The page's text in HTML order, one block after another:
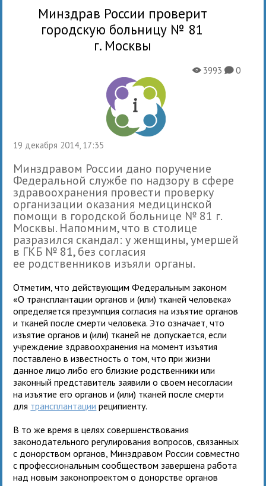
Минздрав России проверит
городскую больницу № 81
г. Москвы
19 декабря 2014, 17:35
X3993K0
Минздравом России дано поручение
Федеральной службе по надзору в сфере
здравоохранения провести проверку
организации оказания медицинской
помощи в городской больнице № 81 г.
Москвы. Напомним, что в столице
разразился скандал: у женщины, умершей
в ГКБ № 81, без согласия
ее родственников изъяли органы.
Отметим, что действующим Федеральным законом
«О трансплантации органов и (или) тканей человека»
определяется презумпция согласия на изъятие органов
и тканей после смерти человека. Это означает, что
изъятие органов и (или) тканей не допускается, если
учреждение здравоохранения на момент изъятия
поставлено в известность о том, что при жизни
данное лицо либо его близкие родственники или
законный представитель заявили о своем несогласии
на изъятие его органов и (или) тканей после смерти
для трансплантации реципиенту.
В то же время в целях совершенствования
законодательного регулирования вопросов, связанных
с донорством органов, Минздравом России совместно
с профессиональным сообществом завершена работа
над новым законопроектом о донорстве органов